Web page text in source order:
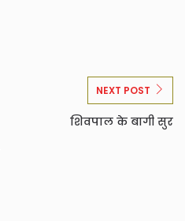
NEXT POST
शिवपाल के बागी सुर